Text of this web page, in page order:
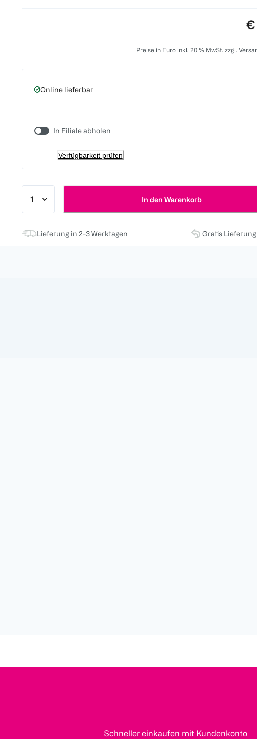
€
Preise in Euro inkl. 20 % MwSt. zzgl.
Online lieferbar
In Filiale abholen
Verfügbarkeit prüfen
In den Warenkorb
Lieferung in 2-3 Werktagen Gratis
Schneller einkaufen mit Kundenkonto